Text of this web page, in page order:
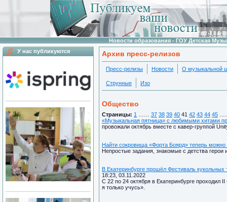
Новости образования - ГОУ Детская
У нас публикуются
Архив пресс-релизов
Пресс-релизы Новости О музыкальной
Струнные Изо
Общество
Страницы: 1 37 38 39 40 41 42 43 44 45
«Музыкальная пятница» с любимыми хитами
провожали октябрь вместе с кавер-группой
Найти сокровища «Форта Боярд» теперь
Непростые задания, знакомые с детства
В Екатеринбурге прошёл Фестиваль кукольных
18:23, 03.11.2022
С 22 по 24 октября в Екатеринбурге проходил
я только учусь».